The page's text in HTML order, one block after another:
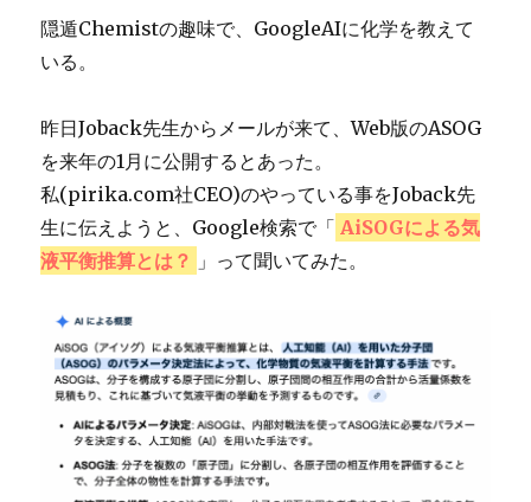
隠遁Chemistの趣味で、GoogleAIに化学を教えて
いる。
昨日Joback先生からメールが来て、Web版のASOG
を来年の1月に公開するとあった。
私(pirika.com社CEO)のやっている事をJoback先
生に伝えようと、Google検索で「 AiSOGによる気
液平衡推算とは？ 」って聞いてみた。